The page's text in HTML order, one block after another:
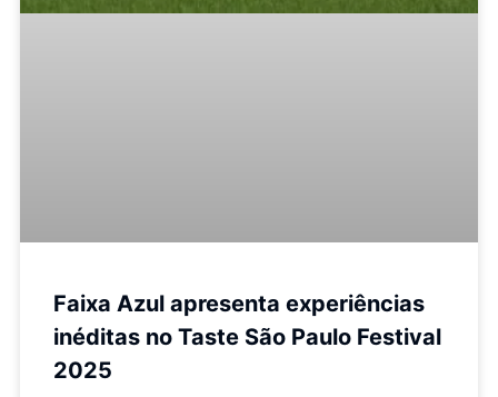
Faixa Azul apresenta experiências
inéditas no Taste São Paulo Festival
2025